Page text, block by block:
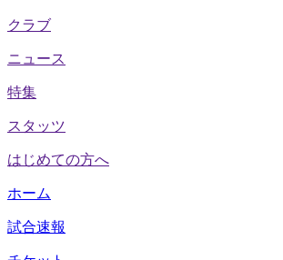
クラブ
ニュース
特集
スタッツ
はじめての方へ
ホーム
試合速報